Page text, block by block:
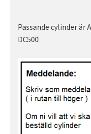
Passande cylinder är
DC500